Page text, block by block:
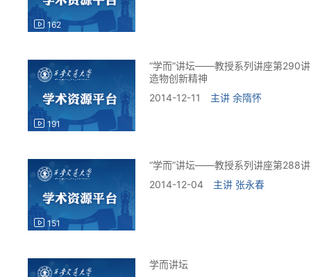
162
191
“学而”讲坛——教授系列讲座第290
造物创新精神
2014-12-11
主讲 余隋怀
151
“学而”讲坛——教授系列讲座第288讲
2014-12-04
主讲 张永春
学而讲坛